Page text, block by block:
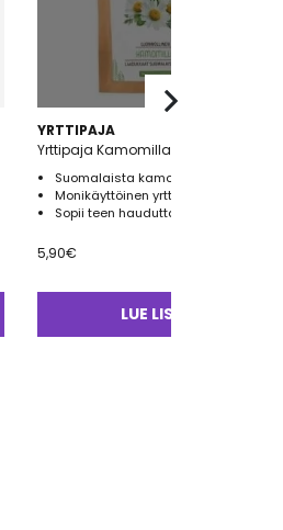
YRTTIPAJA
Yrttipaja Kamomilla 15g
Suomalaista kamomillaa
Monikäyttöinen yrtti
Sopii teen hauduttamiseen
5,90€
LUE LISÄÄ